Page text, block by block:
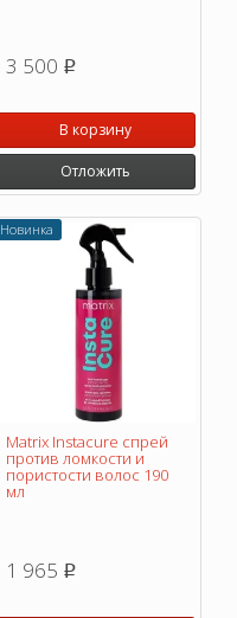
3 500 p
В корзину
Отложить
Новинка
Matrix Instacure cпрей
против ломкости и
пористости волос 190
мл
1 965 p